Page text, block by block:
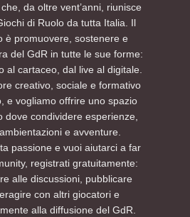
da oltre vent’anni, riunisce
di Ruolo da tutta Italia. Il
è promuovere, sostenere e
del GdR in tutte le sue forme:
al cartaceo, dal live al digitale.
creativo, sociale e formativo
e vogliamo offrire uno spazio
dove condividere esperienze,
e avventure.
passione e vuoi aiutarci a far
registrati gratuitamente:
alle discussioni, pubblicare
con altri giocatori e
alla diffusione del GdR.